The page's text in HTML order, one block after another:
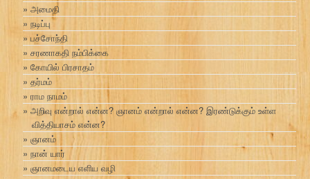
அமைதி
நடிப்பு
பச்சோந்தி
சரணாகதி நம்பிக்கை
கோயில் பிரசாதம்
தர்மம்
ராம நாமம்
அறிவு என்றால் என்ன? ஞானம் என்றால் என்ன? இரண்டுக்கும் உள்ள
வித்தியாசம் என்ன?
ஞானம்
நான் யார்
ஞானமடைய எளிய வழி